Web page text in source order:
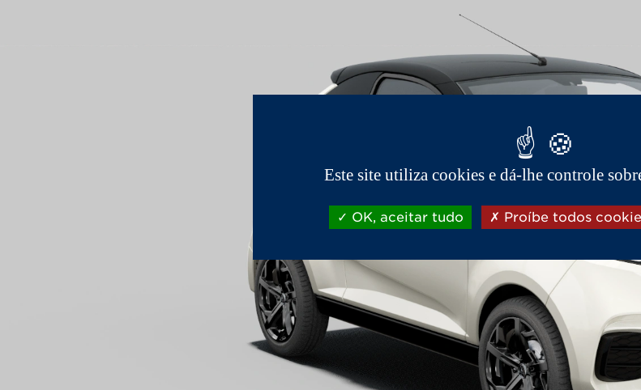
Este site utiliza cookies e dá-lhe controle
OK, aceitar tudo Proíbe todos